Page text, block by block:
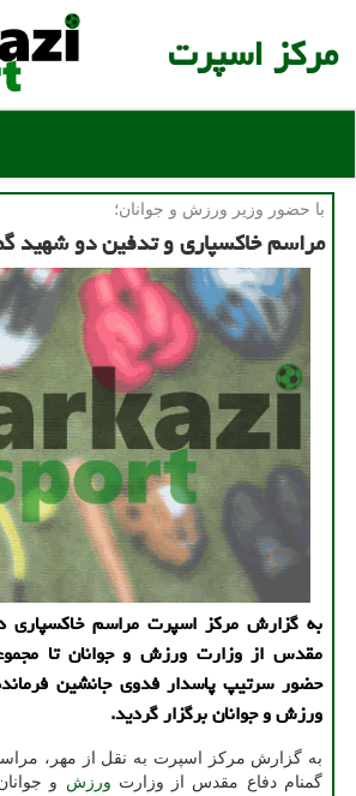
مركز اسپرت
با حضور وزیر ورزش و جوانان؛
مراسم خاکسپاری و تدفین دو شهید
به گزارش مرکز اسپرت مراسم خاکسپاری
مقدس از وزارت ورزش و جوانان تا
حضور سرتیپ پاسدار فدوی جانشین
ورزش و جوانان برگزار گردید.
به گزارش مرکز اسپرت به نقل از مهر،
گمنام دفاع مقدس از وزارت ورزش و